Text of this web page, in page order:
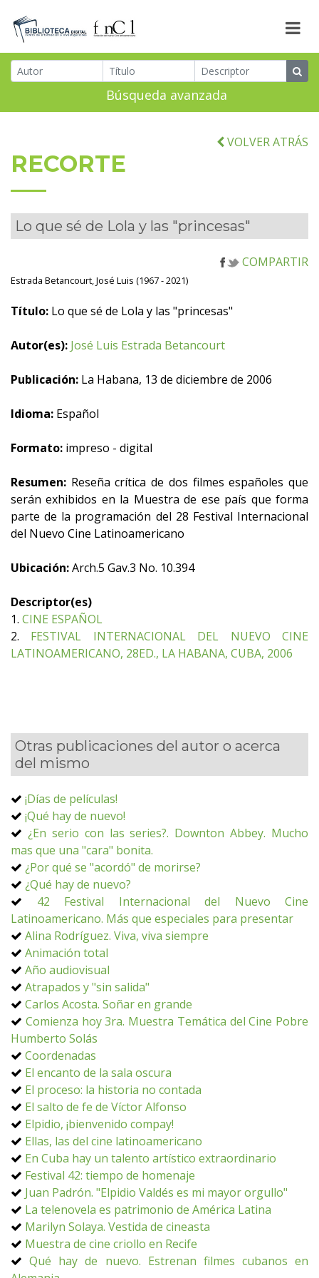
Búsqueda avanzada
VOLVER ATRÁS
RECORTE
Lo que sé de Lola y las "princesas"
COMPARTIR
Estrada Betancourt, José Luis (1967 - 2021)
Título: Lo que sé de Lola y las "princesas"
Autor(es): José Luis Estrada Betancourt
Publicación: La Habana, 13 de diciembre de 2006
Idioma: Español
Formato: impreso - digital
Resumen: Reseña crítica de dos filmes españoles que
serán exhibidos en la Muestra de ese país que forma
parte de la programación del 28 Festival Internacional
del Nuevo Cine Latinoamericano
Ubicación:Arch.5 Gav.3 No. 10.394
Descriptor(es)
1. CINE ESPAÑOL
2. FESTIVAL INTERNACIONAL DEL NUEVO CINE
LATINOAMERICANO, 28ED., LA HABANA, CUBA, 2006
Otras publicaciones del autor o acerca
del mismo
¡Días de películas!
¡Qué hay de nuevo!
¿En serio con las series?. Downton Abbey. Mucho
mas que una "cara" bonita.
¿Por qué se "acordó" de morirse?
¿Qué hay de nuevo?
42 Festival Internacional del Nuevo Cine
Latinoamericano. Más que especiales para presentar
Alina Rodríguez. Viva, viva siempre
Animación total
Año audiovisual
Atrapados y "sin salida"
Carlos Acosta. Soñar en grande
Comienza hoy 3ra. Muestra Temática del Cine Pobre
Humberto Solás
Coordenadas
El encanto de la sala oscura
El proceso: la historia no contada
El salto de fe de Víctor Alfonso
Elpidio, ¡bienvenido compay!
Ellas, las del cine latinoamericano
En Cuba hay un talento artístico extraordinario
Festival 42: tiempo de homenaje
Juan Padrón. "Elpidio Valdés es mi mayor orgullo"
La telenovela es patrimonio de América Latina
Marilyn Solaya. Vestida de cineasta
Muestra de cine criollo en Recife
Qué hay de nuevo. Estrenan filmes cubanos en